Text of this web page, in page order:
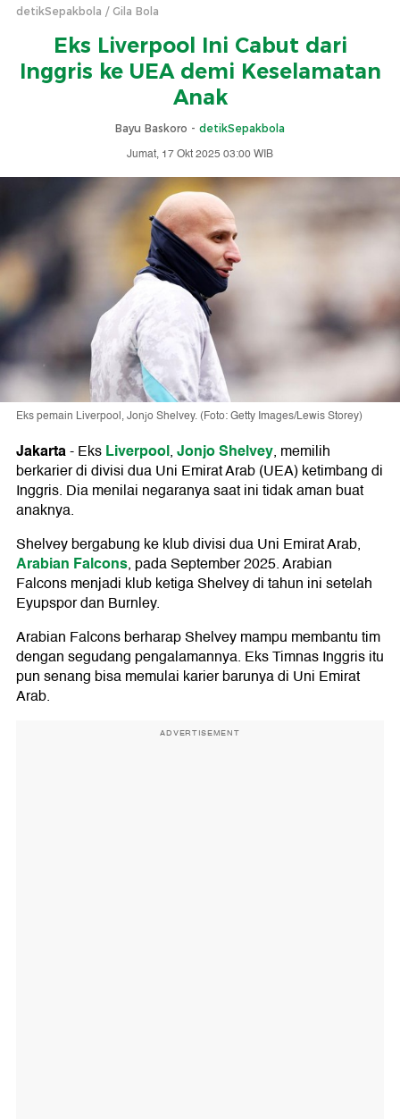
detikSepakbola Gila Bola
Eks Liverpool Ini Cabut dari
Inggris ke UEA demi Keselamatan
Anak
Bayu Baskoro - detikSepakbola
Jumat, 17 Okt 2025 03:00 WIB
Eks pemain Liverpool, Jonjo Shelvey. (Foto: Getty Images/Lewis Storey)
Jakarta-EksLiverpool,Jonjo Shelvey, memilih
berkarier di divisi dua Uni Emirat Arab (UEA) ketimbang di
Inggris. Dia menilai negaranya saat ini tidak aman buat
anaknya.
Shelvey bergabung ke klub divisi dua Uni Emirat Arab,
Arabian Falcons, pada September 2025. Arabian
Falcons menjadi klub ketiga Shelvey di tahun ini setelah
Eyupspor dan Burnley.
Arabian Falcons berharap Shelvey mampu membantu tim
dengan segudang pengalamannya. Eks Timnas Inggris itu
pun senang bisa memulai karier barunya di Uni Emirat
Arab.
ADVERTISEMENT